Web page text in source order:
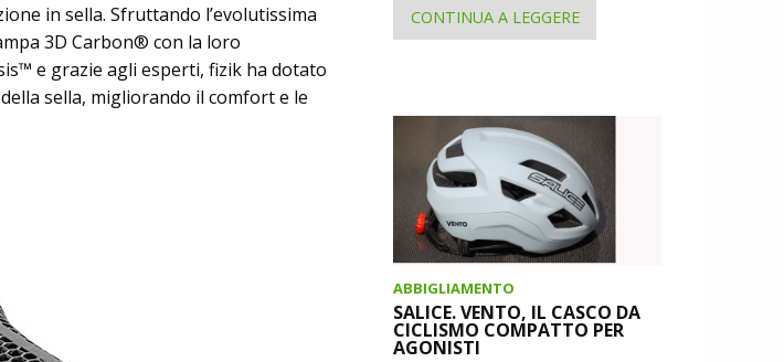
in sella. Sfruttando l’evolutissima
3D Carbon® con la loro
e grazie agli esperti, fizik ha dotato
sella, migliorando il comfort e le
CONTINUA A LEGGERE
ABBIGLIAMENTO
SALICE. VENTO, IL CASCO DA
CICLISMO COMPATTO PER
AGONISTI